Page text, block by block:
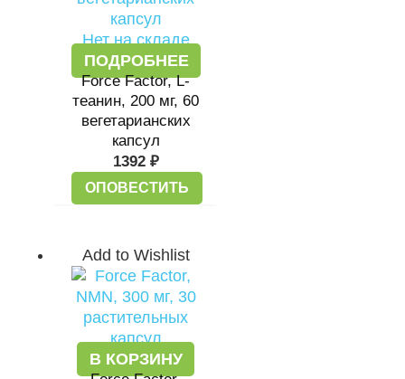
Нет на складе
ПОДРОБНЕЕ
Force Factor, L-
теанин, 200 мг, 60
вегетарианских
капсул
1392 ₽
ОПОВЕСТИТЬ
Add to Wishlist
В КОРЗИНУ